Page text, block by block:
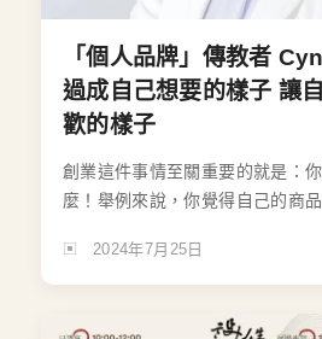
「個人品牌」傳教者
過成自己想要的樣子 讓
歡的樣子
創業這件事情至關重要的就是：
麼！舉例來說，你覺得自己的商品
2024年7月25日